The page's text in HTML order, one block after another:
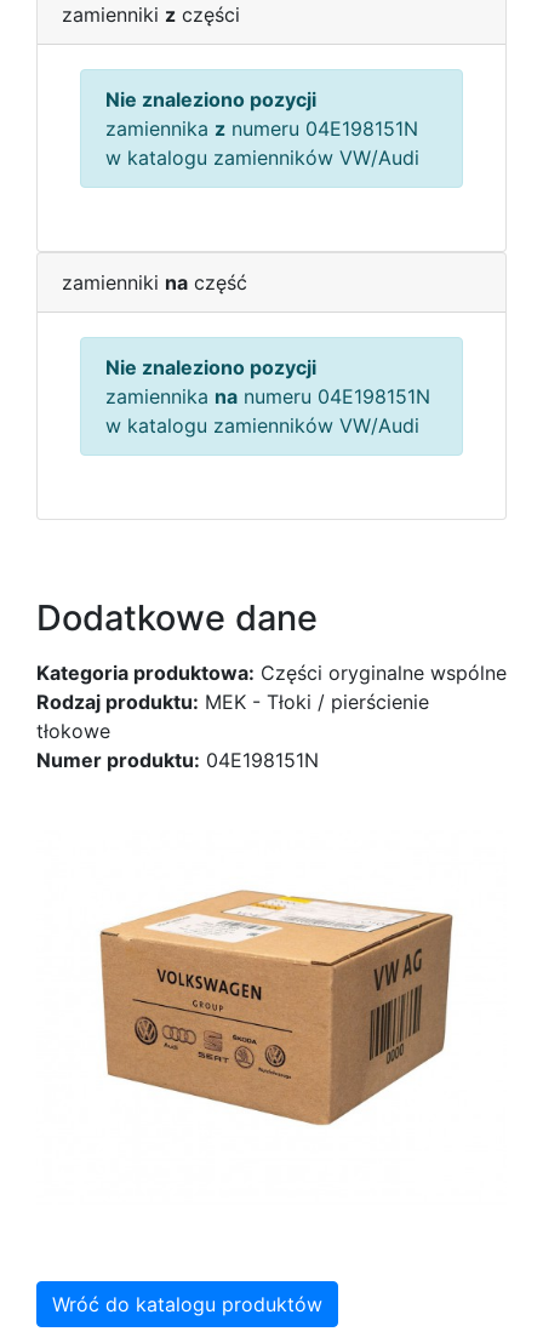
zamienniki z części
Nie znaleziono pozycji
zamiennika z numeru 04E198151N
w katalogu zamienników VW/Audi
zamienniki na część
Nie znaleziono pozycji
zamiennika na numeru 04E198151N
w katalogu zamienników VW/Audi
Dodatkowe dane
Kategoria produktowa: Części oryginalne wspólne
Rodzaj produktu: MEK - Tłoki / pierścienie
tłokowe
Numer produktu: 04E198151N
Wróć do katalogu produktów